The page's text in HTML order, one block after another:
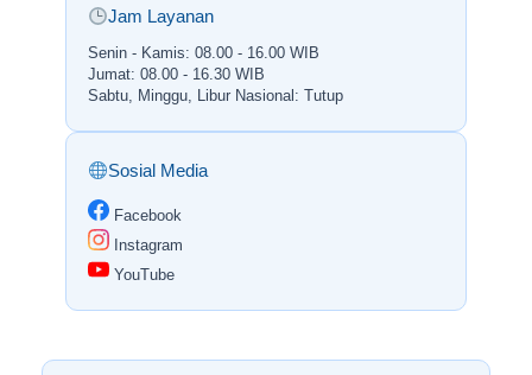
Jam Layanan
Senin - Kamis: 08.00 - 16.00 WIB
Jumat: 08.00 - 16.30 WIB
Sabtu, Minggu, Libur Nasional: Tutup
Sosial Media
Facebook
Instagram
YouTube